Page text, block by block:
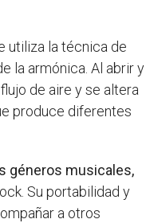
utiliza la técnica de
la armónica. Al abrir y
de aire y se altera
produce diferentes
géneros musicales,
Su portabilidad y
a otros